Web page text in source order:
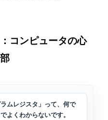
コンピュータの心
ムレジスタ」って、何で
よくわからないです。